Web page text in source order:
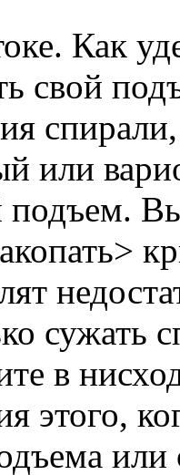
Как
свой
или
сужать
в
этого,